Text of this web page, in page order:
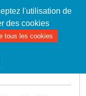
l'utilisation de
des cookies
tous les cookies